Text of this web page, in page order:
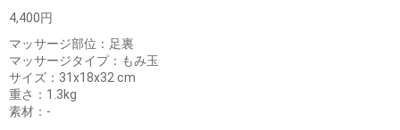
4,400円
マッサージ部位：足裏
マッサージタイプ：もみ玉
サイズ：31x18x32 cm
重さ：1.3kg
素材：-